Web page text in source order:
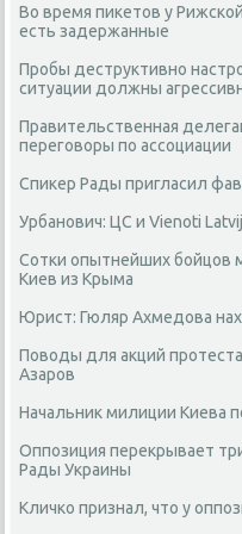
Во время пикетов у
есть задержанные
Пробы деструктивно
ситуации должны
Правительственная
переговоры по ассоциации
Спикер Рады пригласил
Урбанович: ЦС и Vienoti
Сотки опытнейших бойцов
Киев из Крыма
Юрист: Гюляр Ахмедова
Поводы для акций
Азаров
Начальник милиции Киева
Оппозиция перекрывает
Рады Украины
Кличко признал, что у